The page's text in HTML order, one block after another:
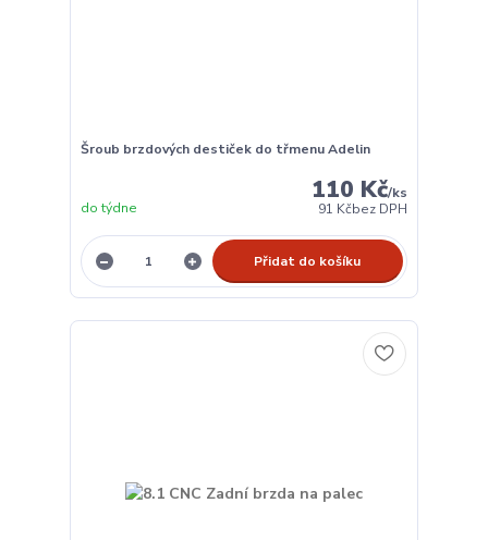
Šroub brzdových destiček do třmenu Adelin
110 Kč/ks
91 Kčbez DPH
do týdne
Přidat do košíku